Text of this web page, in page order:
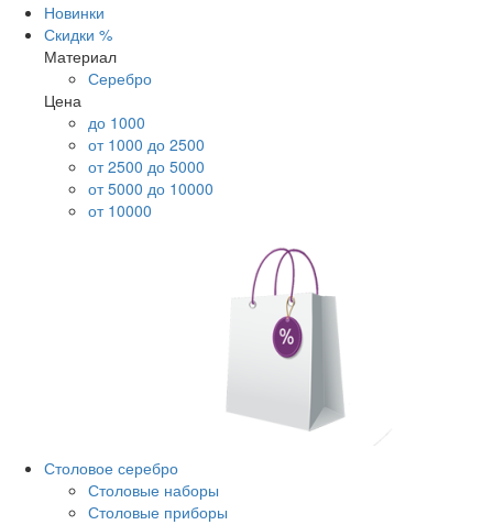
Новинки
Скидки %
Материал
Серебро
Цена
до 1000
от 1000 до 2500
от 2500 до 5000
от 5000 до 10000
от 10000
Столовое серебро
Столовые наборы
Столовые приборы